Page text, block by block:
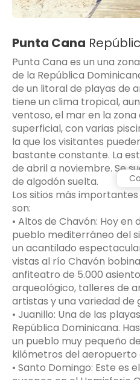
Punta Cana
Punta Cana es un una
de la República
de un litoral de playas de
tiene un clima tropical,
ventoso, el mar en la
superficial, con varias
la que los visitantes
bastante constante. La
de abril a noviembre. Se
de algodón suelta.
Los sitios más
son:
• Altos de Chavón: Hoy en
pueblo mediterráneo del
un acantilado
vistas al río Chavón
anfiteatro de 5.000
arqueológico, talleres de
artistas y una variedad de
• Juanillo: Una de las
República Dominicana.
un pueblo muy pequeño
kilómetros del aeropuerto
• Santo Domingo: Este es